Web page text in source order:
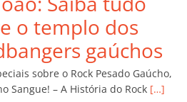
n Cl
a
ss
ro
n
k
til
h
ar
o templo dos
gaúchos
sobre o Rock Pesado Gaúcho,
Sangue! – A História do Rock […]